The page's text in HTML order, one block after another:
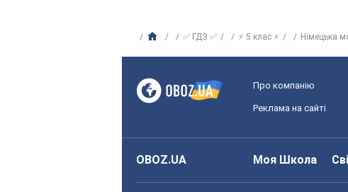
✅ ГДЗ ✅ ⚡ 5 клас ⚡ Німецька
Про компанію
Реклама на сайті
OBOZ.UA Моя Школа